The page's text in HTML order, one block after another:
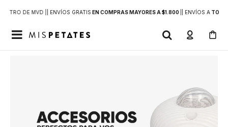
DE MVD | | ENVÍOS GRATIS EN COMPRAS MAYORES A $1.800 | ENVÍOS ATODO
